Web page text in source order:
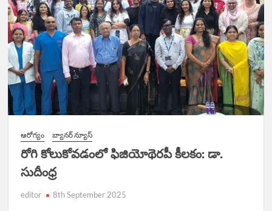
ఆరోగ్యం బ్యానర్ న్యూస్
రోగి కోలుకోవడంలో ఫిజియోథెరపీ కీలకం: డా.
సుదీంధ్ర
editor 8th September 2025